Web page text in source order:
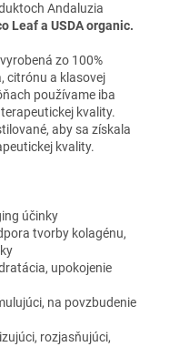
Andaluzia
Leaf a USDA organic.
zo 100%
citrónu a klasovej
používame iba
kvality.
aby sa získala
kvality.
účinky
tvorby kolagénu,
upokojenie
na povzbudenie
rozjasňujúci,